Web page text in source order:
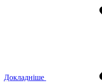
Докладніше